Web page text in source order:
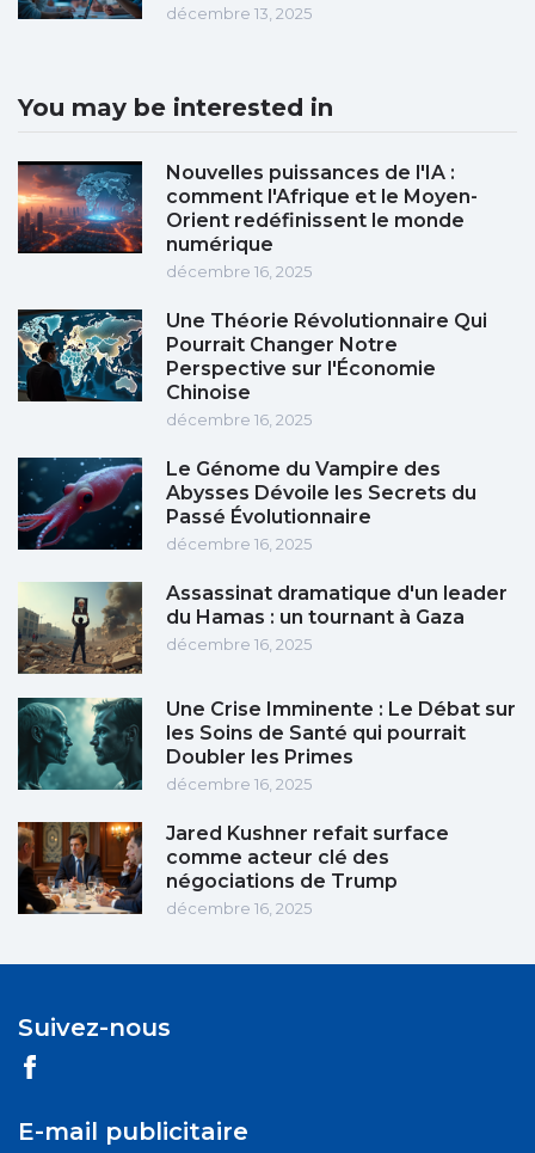
décembre 13, 2025
You may be interested in
Nouvelles puissances de l'IA :
comment l'Afrique et le Moyen-
Orient redéfinissent le monde
numérique
décembre 16, 2025
Une Théorie Révolutionnaire Qui
Pourrait Changer Notre
Perspective sur l'Économie
Chinoise
décembre 16, 2025
Le Génome du Vampire des
Abysses Dévoile les Secrets du
Passé Évolutionnaire
décembre 16, 2025
Assassinat dramatique d'un leader
du Hamas : un tournant à Gaza
décembre 16, 2025
Une Crise Imminente : Le Débat sur
les Soins de Santé qui pourrait
Doubler les Primes
décembre 16, 2025
Jared Kushner refait surface
comme acteur clé des
négociations de Trump
décembre 16, 2025
Suivez-nous
E-mail publicitaire